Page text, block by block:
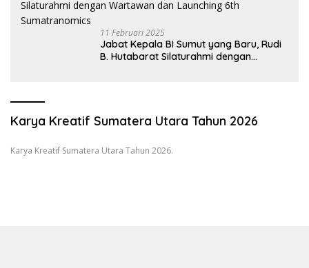
11 Februari 2025
Jabat Kepala BI Sumut yang Baru, Rudi
B. Hutabarat Silaturahmi dengan
Karya Kreatif Sumatera Utara Tahun 2026
Karya Kreatif Sumatera Utara Tahun 2026.